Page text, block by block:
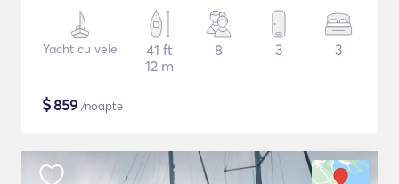
Yacht cu vele
41 ft
12 m
8 3 3
$859 /noapte